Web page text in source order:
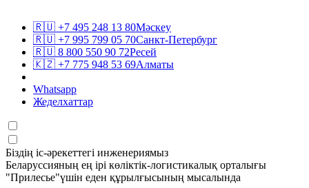
🇷🇺 +7 495 248 13 80Мәскеу
🇷🇺 +7 995 799 05 70Санкт-Петербург
🇷🇺 8 800 550 90 72Ресей
🇰🇿 +7 775 948 53 69Алматы
Whatsapp
Жеделхаттар
Біздің іс-әрекеттегі инженериямыз
Беларуссияның ең ірі көліктік-логистикалық орталығы
"Прилесье"үшін еден құрылғысының мысалында